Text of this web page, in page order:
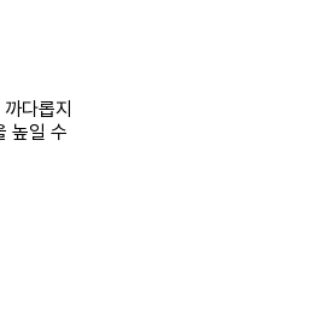
다롭지
높일 수